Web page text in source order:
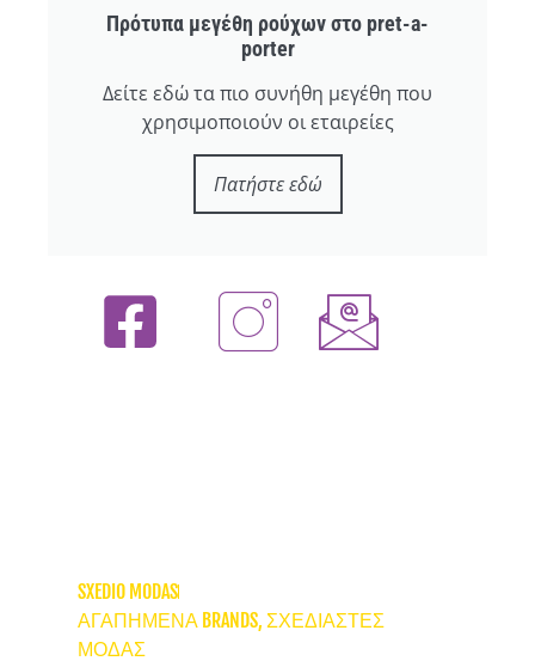
Πρότυπα μεγέθη ρούχων στο pret-a-
porter
Δείτε εδώ τα πιο συνήθη μεγέθη που
χρησιμοποιούν οι εταιρείες
Πατήστε εδώ
SXEDIO MODAS
ΑΓΑΠΗΜΈΝΑ BRANDS, ΣΧΕΔΙΑΣΤΈΣ
ΜΌΔΑΣ